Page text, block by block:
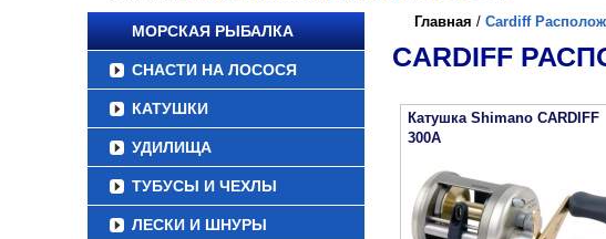
МОРСКАЯ РЫБАЛКА
СНАСТИ НА ЛОСОСЯ
КАТУШКИ
УДИЛИЩА
ТУБУСЫ И ЧЕХЛЫ
ЛЕСКИ И ШНУРЫ
Главная / Cardiff
CARDIFF
Катушка Shimano CARDIFF
300A